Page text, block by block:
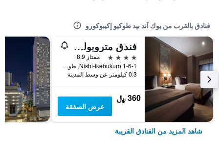
فنادق بالقرب من بوك آند بيد طوكيو إكيبوكورو
فندق متروبوليتان طوكيو اكيبوكورو
4 نجوم
ممتاز 8.9
1-6-1 Nishi-Ikebukuro, طوكيو, اليابان
0.3 كيلومتر عن وسط المدينة
360 ﷼
عرض الصفقة
شاهد المزيد من الفنادق القريبة